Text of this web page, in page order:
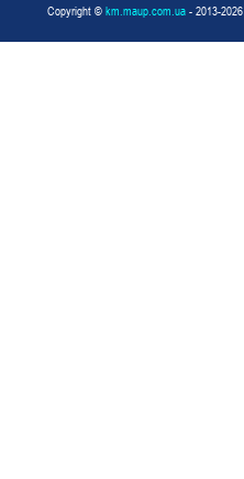
Copyright © km.maup.com.ua - 2013-2026